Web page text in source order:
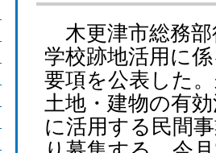
木更津市総務部
学校跡地活用に
要項を公表した
土地・建物の有
に活用する民間